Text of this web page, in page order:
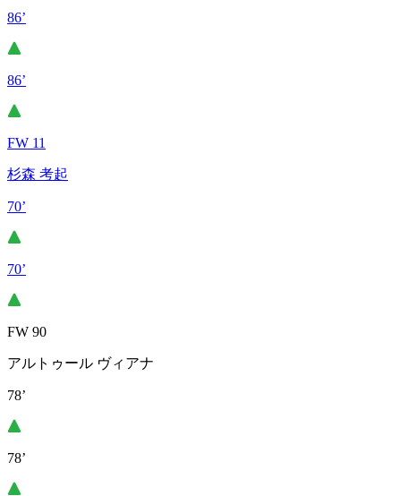
86’
86’
FW 11
杉森 考起
70’
70’
FW 90
アルトゥール ヴィアナ
78’
78’